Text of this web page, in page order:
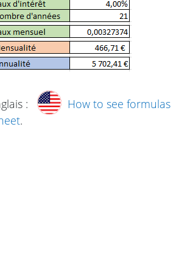
:
How to see formulas
.